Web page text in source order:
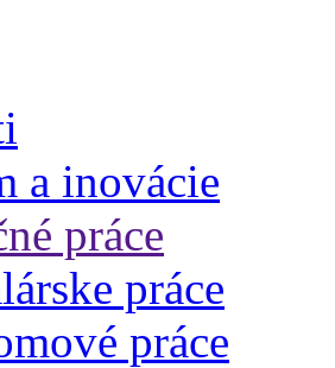
a inovácie
práce
práce
práce